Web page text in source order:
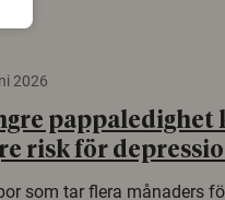
2026
pappaledighet
risk för
som tar flera månaders